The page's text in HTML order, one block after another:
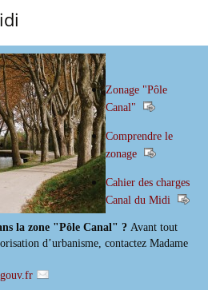
Zonage "Pôle
Canal"
Comprendre le
zonage
Cahier des charges
Canal du Midi
la zone "Pôle Canal" ? Avant tout
d’urbanisme, contactez Madame